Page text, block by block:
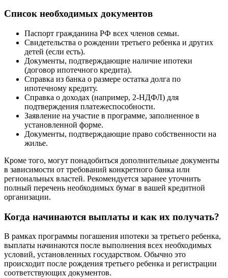
Список необходимых документов
Паспорт гражданина РФ всех членов семьи.
Свидетельства о рождении третьего ребенка и других
детей (если есть).
Документы, подтверждающие наличие ипотеки
(договор ипотечного кредита).
Справка из банка о размере остатка долга по
ипотечному кредиту.
Справка о доходах (например, 2-НДФЛ) для
подтверждения платежеспособности.
Заявление на участие в программе, заполненное в
установленной форме.
Документы, подтверждающие право собственности на
жилье.
Кроме того, могут понадобиться дополнительные документы
в зависимости от требований конкретного банка или
региональных властей. Рекомендуется заранее уточнить
полный перечень необходимых бумаг в вашей кредитной
организации.
Когда начинаются выплаты и как их получать?
В рамках программы погашения ипотеки за третьего ребенка,
выплаты начинаются после выполнения всех необходимых
условий, установленных государством. Обычно это
происходит после рождения третьего ребенка и регистрации
соответствующих документов.